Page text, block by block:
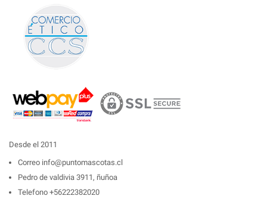
Desde el 2011
Correo info@puntomascotas.cl
Pedro de valdivia 3911, ñuñoa
Telefono +56222382020